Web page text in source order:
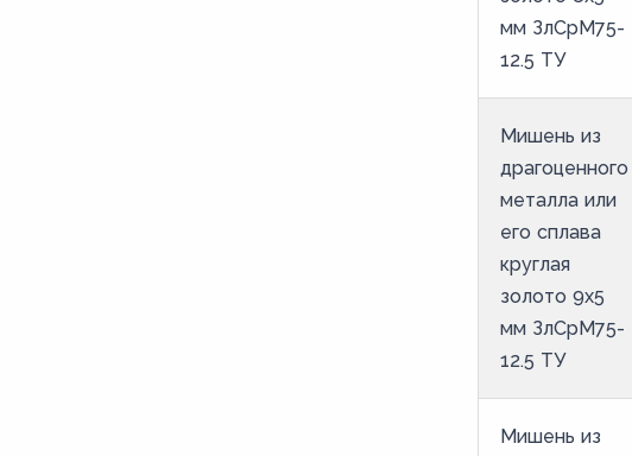
мм ЗлСрМ75-
12.5 ТУ
Мишень из
драгоценного
металла или
его сплава
круглая
золото 9х5
мм ЗлСрМ75-
12.5 ТУ
Мишень из